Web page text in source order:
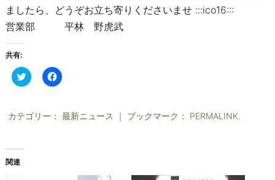
ましたら、どうぞお立ち寄りくださいませ :::ico16:::
営業部 平林 野虎武
共有:
ク
リ
て
T
F
a
o
o
カテゴリー： 最新ニュース ｜ ブックマーク： PERMALINK.
関連